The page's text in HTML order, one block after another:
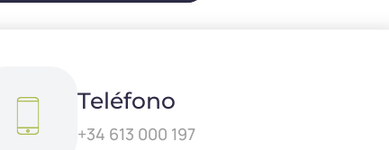
Teléfono
+34 613 000 197